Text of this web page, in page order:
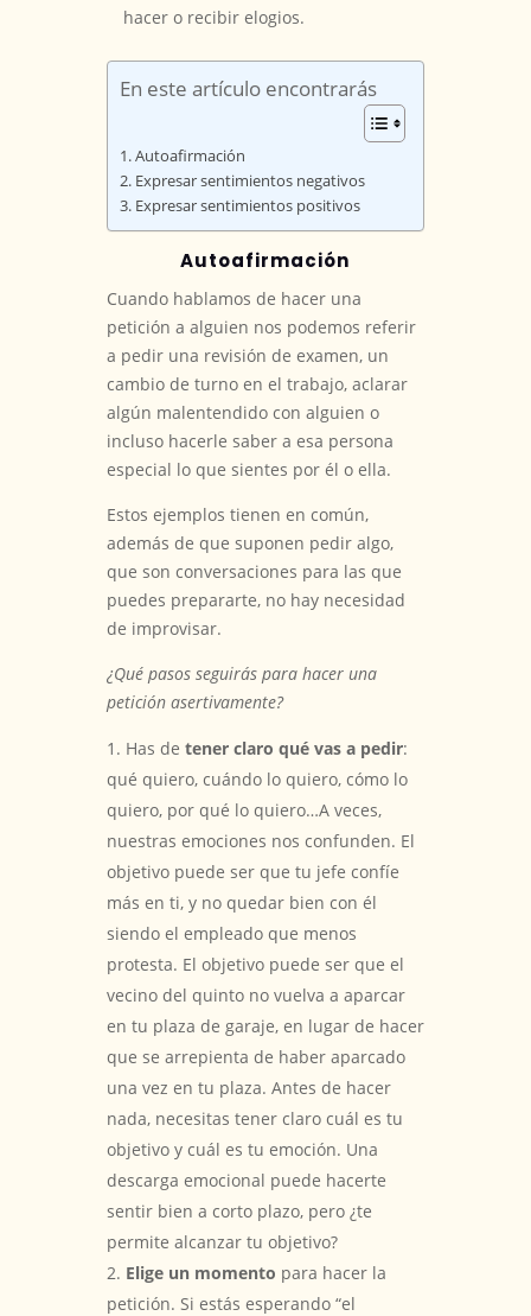
hacer o recibir elogios.
En este artículo encontrarás
Autoafirmación
Expresar sentimientos negativos
Expresar sentimientos positivos
Autoafirmación
Cuando hablamos de hacer una
petición a alguien nos podemos referir
a pedir una revisión de examen, un
cambio de turno en el trabajo, aclarar
algún malentendido con alguien o
incluso hacerle saber a esa persona
especial lo que sientes por él o ella.
Estos ejemplos tienen en común,
además de que suponen pedir algo,
que son conversaciones para las que
puedes prepararte, no hay necesidad
de improvisar.
¿Qué pasos seguirás para hacer una
petición asertivamente?
Has de tener claro qué vas a pedir:
qué quiero, cuándo lo quiero, cómo lo
quiero, por qué lo quiero…A veces,
nuestras emociones nos confunden. El
objetivo puede ser que tu jefe confíe
más en ti, y no quedar bien con él
siendo el empleado que menos
protesta. El objetivo puede ser que el
vecino del quinto no vuelva a aparcar
en tu plaza de garaje, en lugar de hacer
que se arrepienta de haber aparcado
una vez en tu plaza. Antes de hacer
nada, necesitas tener claro cuál es tu
objetivo y cuál es tu emoción. Una
descarga emocional puede hacerte
sentir bien a corto plazo, pero ¿te
permite alcanzar tu objetivo?
Elige un momento para hacer la
petición. Si estás esperando “el